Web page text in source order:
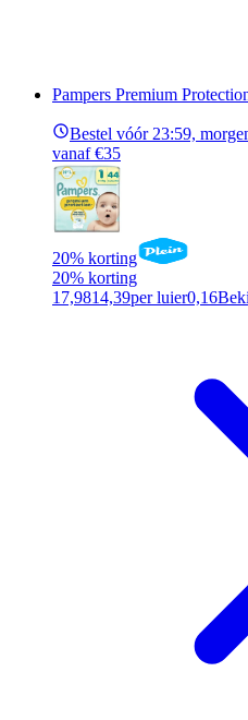
Pampers Premium
Bestel vóór 23:59,
vanaf €35
20% korting
20% korting
17,9814,39per luier0,16